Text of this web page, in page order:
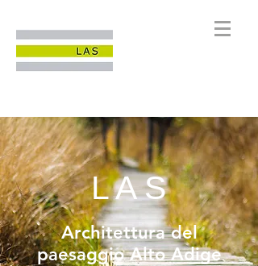
L A S
Architettura del
paesaggio Alto Adige